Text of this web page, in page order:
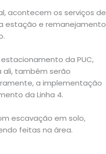
acontecem os serviços de
estação e remanejamento
da PUC,
ali, também serão
a implementação
da Linha 4.
escavação em solo,
feitas na área.